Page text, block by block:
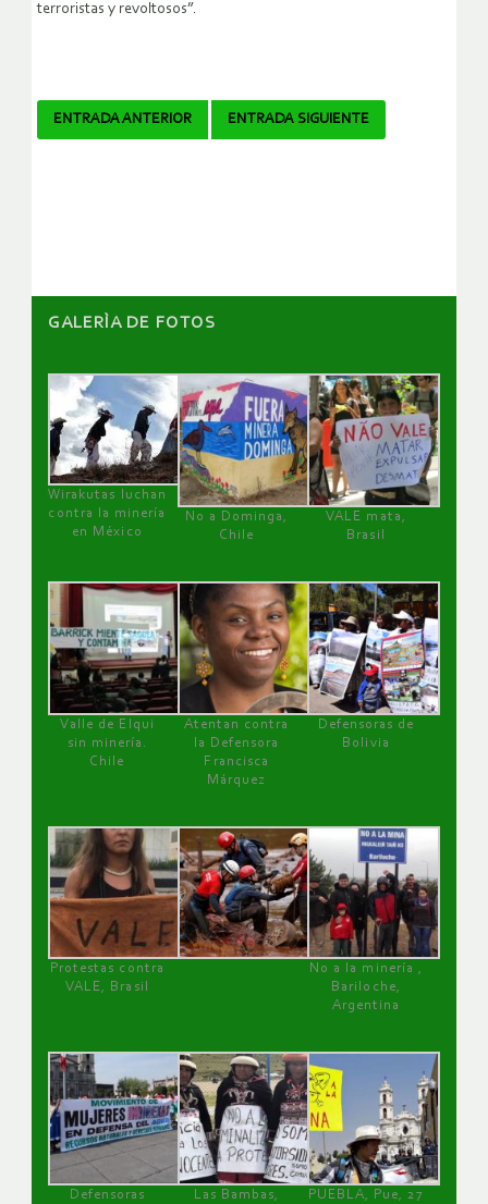
terroristas y revoltosos”.
Navegador
ENTRADA ANTERIOR ENTRADA SIGUIENTE
GALERÌA DE FOTOS
Wirakutas luchan
contra la minería
en México
No a Dominga,
Chile
VALE mata,
Brasil
Valle de Elqui
sin minería.
Chile
Atentan contra
la Defensora
Francisca
Márquez
Defensoras de
Bolivia
Protestas contra
VALE, Brasil
No a la minería ,
Bariloche,
Argentina
Defensoras
Las Bambas,
PUEBLA, Pue, 27